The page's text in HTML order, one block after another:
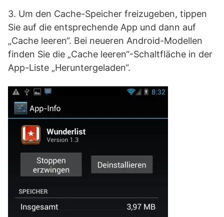
3. Um den Cache-Speicher freizugeben, tippen
Sie auf die entsprechende App und dann auf
„Cache leeren“. Bei neueren Android-Modellen
finden Sie die „Cache leeren“-Schaltfläche in der
App-Liste „Heruntergeladen“.